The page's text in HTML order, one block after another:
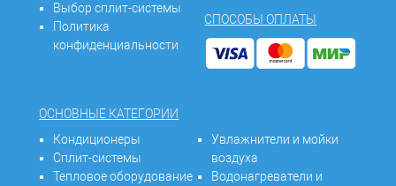
Выбор сплит-системы
Политика
конфиденциальности
СПОСОБЫ ОПЛАТЫ
ОСНОВНЫЕ КАТЕГОРИИ
Кондиционеры
Сплит-системы
Тепловое оборудование
Увлажнители и мойки
воздуха
Водонагреватели и